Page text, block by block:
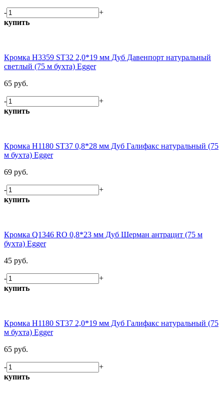
-
+
купить
Кромка H3359 ST32 2,0*19 мм Дуб Давенпорт натуральный
светлый (75 м бухта) Egger
65 руб.
-
+
купить
Кромка H1180 ST37 0,8*28 мм Дуб Галифакс натуральный (75
м бухта) Egger
69 руб.
-
+
купить
Кромка Q1346 RO 0,8*23 мм Дуб Шерман антрацит (75 м
бухта) Egger
45 руб.
-
+
купить
Кромка H1180 ST37 2,0*19 мм Дуб Галифакс натуральный (75
м бухта) Egger
65 руб.
-
+
купить